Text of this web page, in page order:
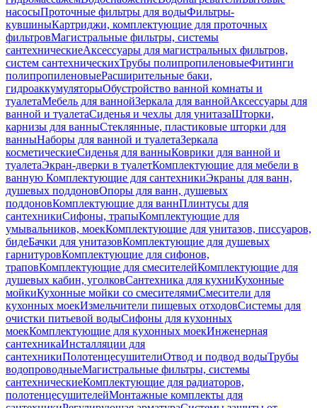
насосыПроточные фильтры для водыФильтры-
кувшиныКартриджи, комплектующие для проточных
фильтровМагистральные фильтры, системы
сантехническиеАксессуары для магистральных фильтров,
систем сантехническихТрубы полипропиленовыеФитинги
полипропиленовыеРасширительные баки,
гидроаккумуляторыОбустройство ванной комнаты и
туалетаМебель для ваннойЗеркала для ваннойАксессуары для
ванной и туалетаСиденья и чехлы для унитазаШторки,
карнизы для ванныСтеклянные, пластиковые шторки для
ванныНаборы для ванной и туалетаЗеркала
косметическиеСиденья для ванныКоврики для ванной и
туалетаЭкран-дверки в туалетКомплектующие для мебели в
ванную Комплектующие для сантехникиЭкраны для ванн,
душевых поддоновОпоры для ванн, душевых
поддоновКомплектующие для ваннПлинтусы для
сантехникиСифоны, трапыКомплектующие для
умывальников, моекКомплектующие для унитазов, писсуаров,
бидеБачки для унитазовКомплектующие для душевых
гарнитуровКомплектующие для сифонов,
траповКомплектующие для смесителейКомплектующие для
душевых кабин, уголковСантехника для кухниКухонные
мойкиКухонные мойки со смесителямиСмесители для
кухонных моекИзмельчители пищевых отходовСистемы для
очистки питьевой водыСифоны для кухонных
моекКомплектующие для кухонных моекИнженерная
сантехникаИнсталляции для
сантехникиПолотенцесушителиОтвод и подвод водыТрубы
водопроводныеМагистральные фильтры, системы
сантехническиеКомплектующие для радиаторов,
полотенцесушителейМонтажные комплекты для